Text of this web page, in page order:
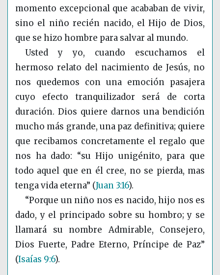
momento excepcional que acababan de vivir,
sino el niño recién nacido, el Hijo de Dios,
que se hizo hombre para salvar al mundo.
Usted y yo, cuando escuchamos el
hermoso relato del nacimiento de Jesús, no
nos quedemos con una emoción pasajera
cuyo efecto tranquilizador será de corta
duración. Dios quiere darnos una bendición
mucho más grande, una paz definitiva; quiere
que recibamos concretamente el regalo que
nos ha dado: “su Hijo unigénito, para que
todo aquel que en él cree, no se pierda, mas
tenga vida eterna” (Juan 3:16).
“Porque un niño nos es nacido, hijo nos es
dado, y el principado sobre su hombro; y se
llamará su nombre Admirable, Consejero,
Dios Fuerte, Padre Eterno, Príncipe de Paz”
(Isaías 9:6).